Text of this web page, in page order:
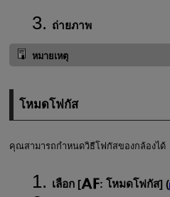
ถ่ายภาพ
หมายเหตุ
โหมดโฟกัส
คุณสามารถกำหนดวิธีโฟกัสของกล้องได้
เลือก [ : โหมดโฟกัส] (